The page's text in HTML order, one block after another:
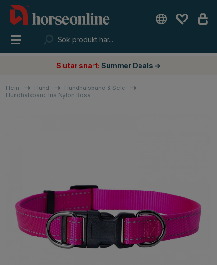
Slutar snart: Summer Deals →
Hem Hund
Hundhalsband & Sele
Hundhalsband Iris Nylon Rosa